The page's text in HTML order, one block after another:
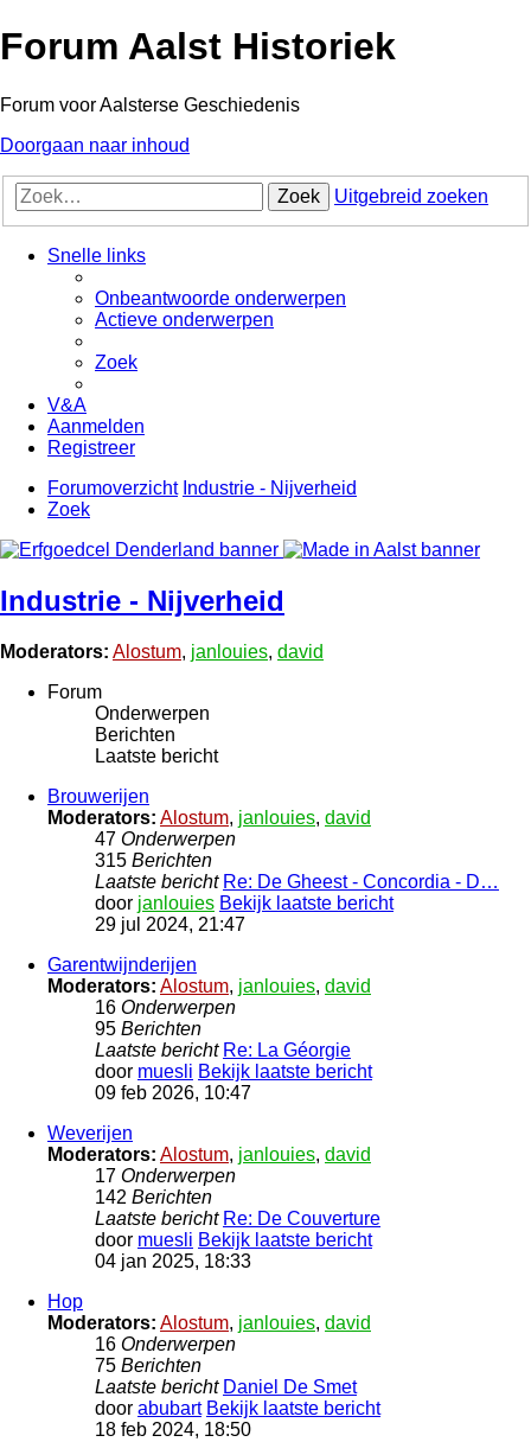
Forum Aalst Historiek
Forum voor Aalsterse Geschiedenis
Doorgaan naar inhoud
Zoek Uitgebreid zoeken
Snelle links
Onbeantwoorde onderwerpen
Actieve onderwerpen
Zoek
V&A
Aanmelden
Registreer
Forumoverzicht Industrie - Nijverheid
Zoek
Industrie - Nijverheid
Moderators: Alostum, janlouies, david
Forum
Onderwerpen
Berichten
Laatste bericht
Brouwerijen
Moderators: Alostum, janlouies, david
47 Onderwerpen
315 Berichten
Laatste bericht Re: De Gheest - Concordia - D…
door janlouies Bekijk laatste bericht
29 jul 2024, 21:47
Garentwijnderijen
Moderators: Alostum, janlouies, david
16 Onderwerpen
95 Berichten
Laatste bericht Re: La Géorgie
door muesli Bekijk laatste bericht
09 feb 2026, 10:47
Weverijen
Moderators: Alostum, janlouies, david
17 Onderwerpen
142 Berichten
Laatste bericht Re: De Couverture
door muesli Bekijk laatste bericht
04 jan 2025, 18:33
Hop
Moderators: Alostum, janlouies, david
16 Onderwerpen
75 Berichten
Laatste bericht Daniel De Smet
door abubart Bekijk laatste bericht
18 feb 2024, 18:50